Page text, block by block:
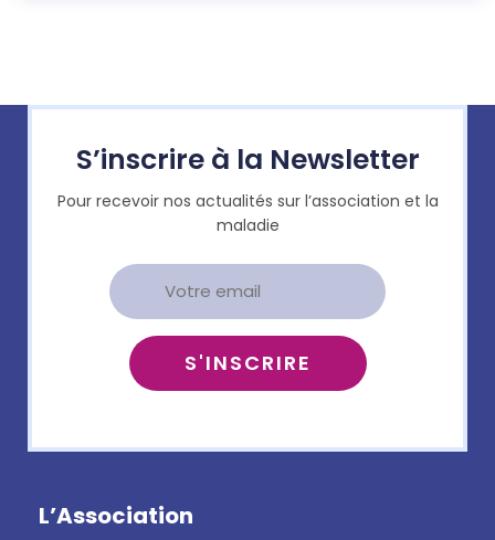
S’inscrire à la Newsletter
Pour recevoir nos actualités sur l’association et la
maladie
L’Association